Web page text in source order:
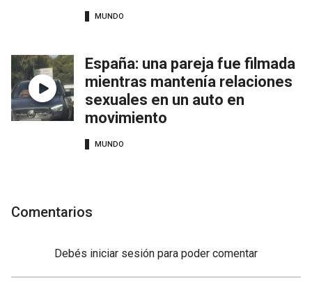
MUNDO
España: una pareja fue filmada
mientras mantenía relaciones
sexuales en un auto en
movimiento
MUNDO
Comentarios
Debés iniciar sesión para poder comentar